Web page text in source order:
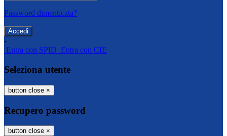
Password dimenticata?
-
Entra con SPID Entra con CIE
Seleziona utente
button close ×
Recupero password
button close ×